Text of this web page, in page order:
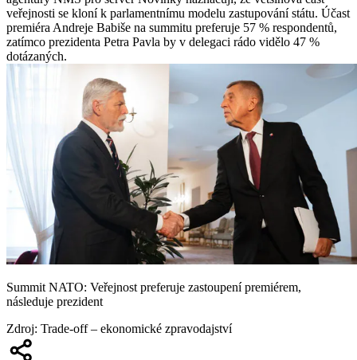
veřejnosti se kloní k parlamentnímu modelu zastupování státu. Účast
premiéra Andreje Babiše na summitu preferuje 57 % respondentů,
zatímco prezidenta Petra Pavla by v delegaci rádo vidělo 47 %
dotázaných.
Summit NATO: Veřejnost preferuje zastoupení premiérem,
následuje prezident
Zdroj: Trade-off – ekonomické zpravodajství